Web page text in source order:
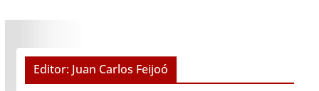
Editor: Juan Carlos Feijoó